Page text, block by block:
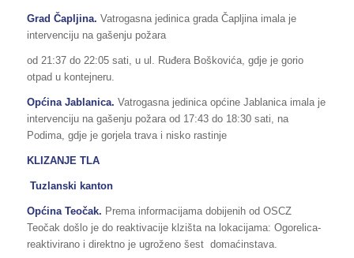
Grad Čapljina. Vatrogasna jedinica grada Čapljina imala je
intervenciju na gašenju požara
od 21:37 do 22:05 sati, u ul. Ruđera Boškovića, gdje je gorio
otpad u kontejneru.
Općina Jablanica. Vatrogasna jedinica općine Jablanica imala je
intervenciju na gašenju požara od 17:43 do 18:30 sati, na
Podima, gdje je gorjela trava i nisko rastinje
KLIZANJE TLA
Tuzlanski kanton
Općina Teočak. Prema informacijama dobijenih od OSCZ
Teočak došlo je do reaktivacije klzišta na lokacijama: Ogorelica-
reaktivirano i direktno je ugroženo šest domaćinstava.